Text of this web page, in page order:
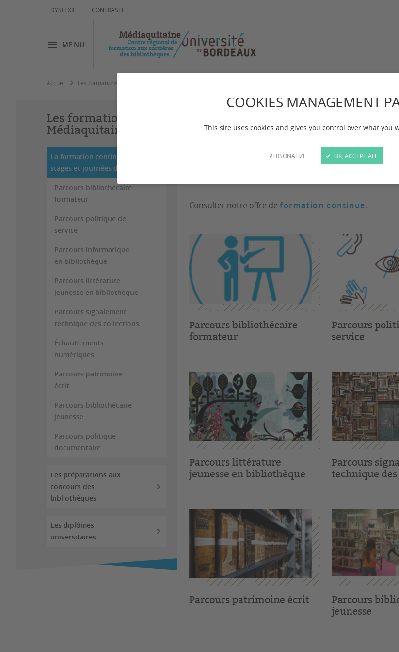
COOKIES MANAGEMENT
This site uses cookies and gives you control over what you
PERSONALIZE OK, ACCEPT ALL
DYSLEXIE CONTRASTE
MENU
Accueil Les formations de Médiaquitaine
Les formations de
Médiaquitaine
La formation continue :
stages et journées d'étude
Parcours bibliothécaire
formateur
Parcours politique de
service
Parcours informatique
en bibliothèque
Parcours littérature
jeunesse en bibliothèque
Parcours signalement
technique des collections
Échauffements
numériques
Parcours patrimoine
écrit
Parcours bibliothécaire
jeunesse
Parcours politique
documentaire
Les préparations aux
concours des
bibliothèques
Les diplômes
universitaires
La formation
journées d'étude
Consulter notre offre de formation continue.
Parcours bibliothécaire
formateur
Parcours
service
Parcours littérature
jeunesse en bibliothèque
Parcours
technique
Parcours patrimoine écrit
Parcours
jeunesse